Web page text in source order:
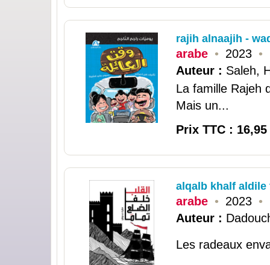
rajih alnaajih -
arabe • 2023 •
Auteur : Saleh,
La famille Rajeh
Mais un...
Prix TTC : 16,95
alqalb khalf aldile
arabe • 2023 •
Auteur :
Les radeaux